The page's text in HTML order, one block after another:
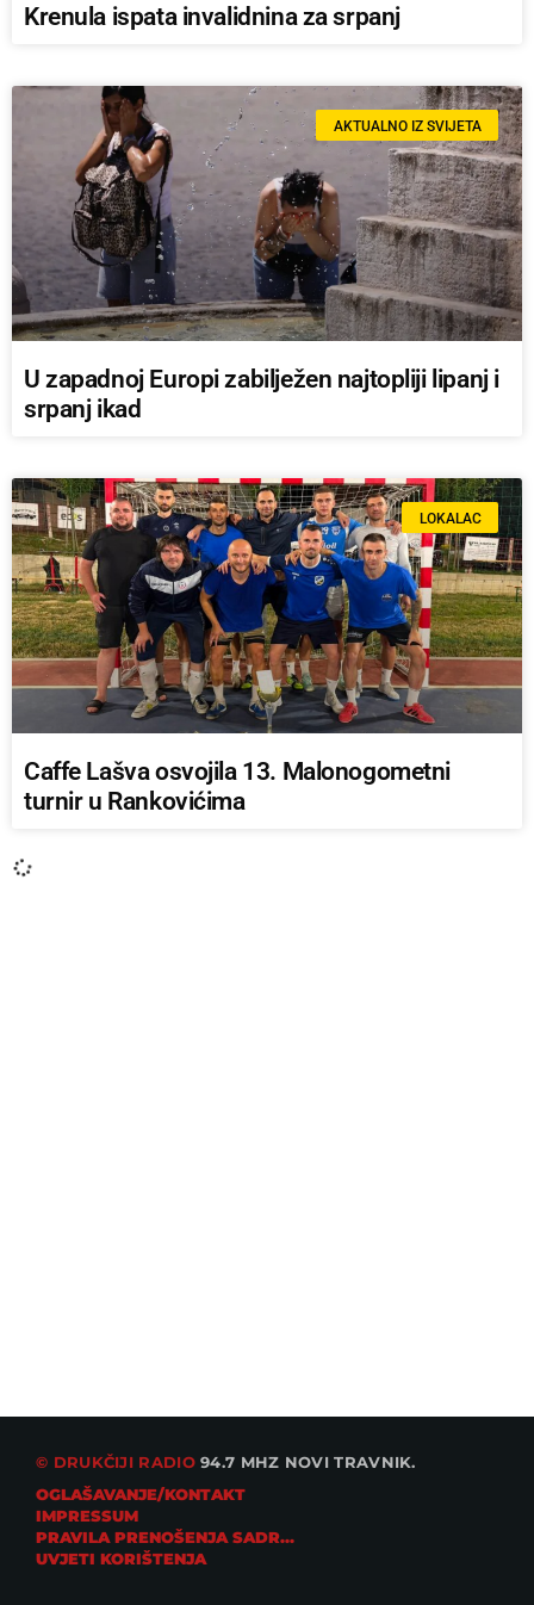
Krenula ispata invalidnina za srpanj
AKTUALNO IZ SVIJETA
U zapadnoj Europi zabilježen najtopliji lipanj i
srpanj ikad
LOKALAC
Caffe Lašva osvojila 13. Malonogometni
turnir u Rankovićima
© DRUKČIJI RADIO94.7 MHZ NOVI TRAVNIK.
OGLAŠAVANJE/KONTAKT
IMPRESSUM
PRAVILA PRENOŠENJA SADRŽAJA
UVJETI KORIŠTENJA